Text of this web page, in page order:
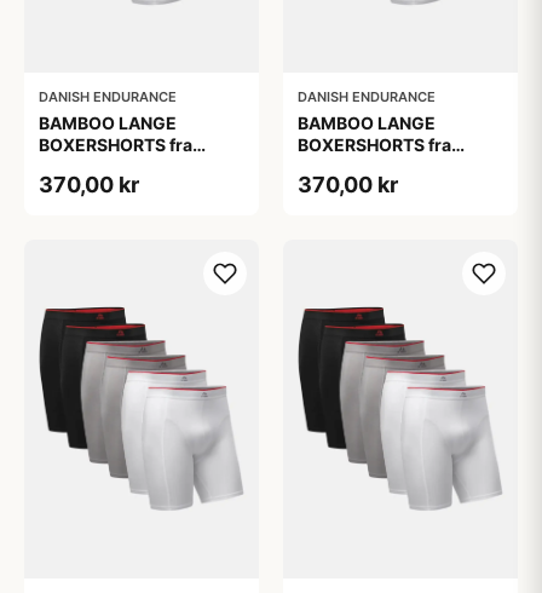
DANISH ENDURANCE
BAMBOO LANGE
BOXERSHORTS fra
Sort/Rød | Grå | Hvid 3-
370,00 kr
DANISH ENDURANCE
BAMBOO LANGE
BOXERSHORTS fra
Sort/Rød | Grå | Hvid 3-
370,00 kr